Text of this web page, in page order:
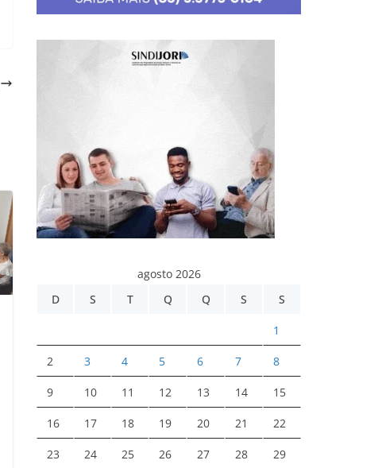
agosto 2026
D
S T Q Q S S
1
2 3 4 5 6 7 8
9 10 11 12 13 14 15
16 17 18 19 20 21 22
23 24 25 26 27 28 29